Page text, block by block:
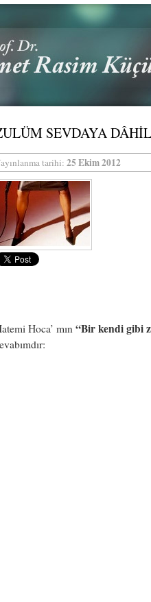
SEVDAYA
tarihi: 25 Ekim 2012
Hoca’ mın “Bir kendi gibi